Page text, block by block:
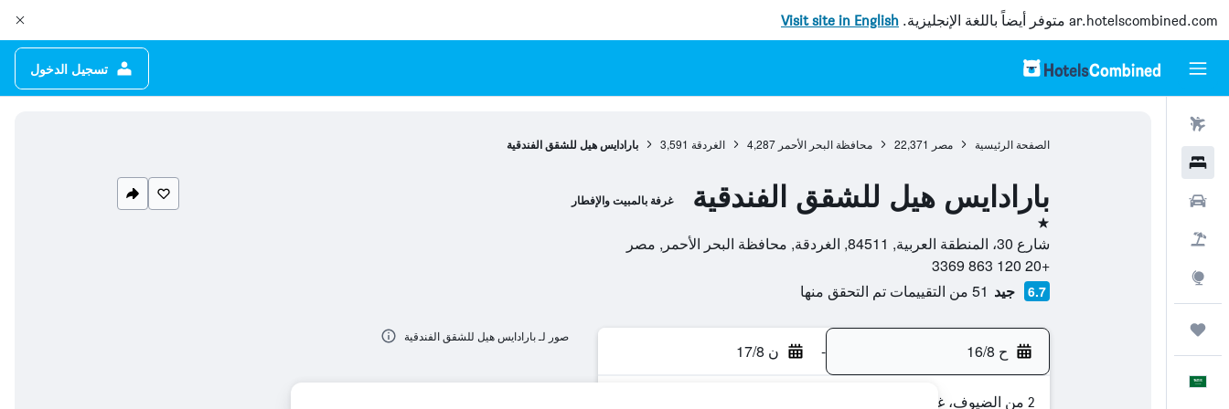
ar.hotelscombined.com متوفر أيضاً باللغة الإنجليزية. Visit site in English
تسجيل الدخول
الصفحة الرئيسية مصر 22,371 محافظة البحر الأحمر 4,287 الغردقة 3,591 بارادايس هيل للشقق الفندقية
بارادايس هيل للشقق الفندقية غرفة بالمبيت والإفطار
نجمة واحدة
شارع 30، المنطقة العربية, 84511, الغردقة, محافظة البحر الأحمر, مصر
+20 120 863 3369
6.7 جيد 51 من التقييمات تم التحقق منها
ح 16/8 - ن 17/8
2 من الضيوف، غرفة واحدة
صور لـ بارادايس هيل للشقق الفندقية